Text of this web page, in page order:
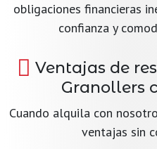
obligaciones financieras
confianza y
Ventajas de
Granollers
Cuando alquila con
ventajas sin